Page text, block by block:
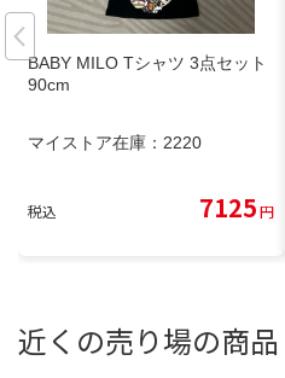
BABY MILO Tシャツ 3点セット
90cm
マイストア在庫： 2220
税込 7125円
近くの売り場の商品